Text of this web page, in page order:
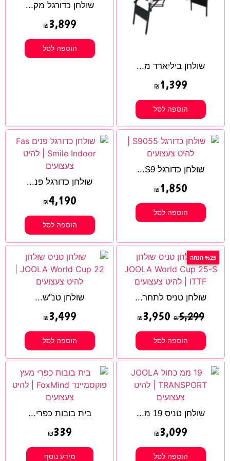
שולחן ביליארד מ...
₪ 1,399
הוספה לסל
שולחן כדורגל מק...
₪3,899
הוספה לסל
שולחן כדורגל S9...
₪ 1,850
הוספה לסל
שולחן כדורגל פנ...
₪4,190
הוספה לסל
%25 הנחה
שולחן טניס לתחר...
₪5,299
₪3,950
הוספה לסל
שולחן טנ"ש...
₪3,499
הוספה לסל
שולחן טניס 19 מ...
₪3,099
הוספה לסל
בית בובות כפרי...
₪339
מידע נוסף